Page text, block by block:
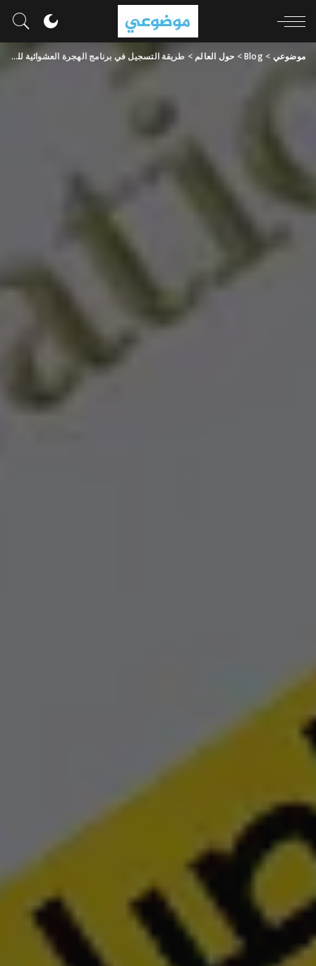
موضوعي >
Blog
> حول العالم > طريقة التسجيل في برنامج الهجرة العشوائية للولايات المتحدة | DV Lottery 2026